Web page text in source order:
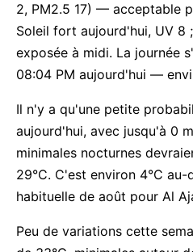
2, PM2.5 17) — acceptable
Soleil fort aujourd'hui, UV 8
exposée à midi. La journée
08:04 PM aujourd'hui —
Il n'y a qu'une petite
aujourd'hui, avec jusqu'à 0
minimales nocturnes
29°C. C'est environ 4°C
habituelle de août pour Al
Peu de variations cette